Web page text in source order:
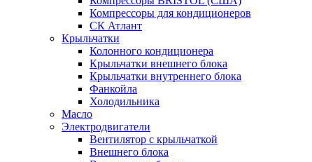
Компрессоры для кондиционеров
СК Атлант
Крыльчатки
Колонного кондиционера
Крыльчатки внешнего блока
Крыльчатки внутреннего блока
Фанкойла
Холодильника
Масло
Электродвигатели
Вентилятор с крыльчаткой
Внешнего блока